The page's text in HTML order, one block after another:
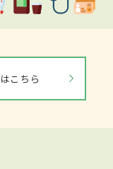
こちら